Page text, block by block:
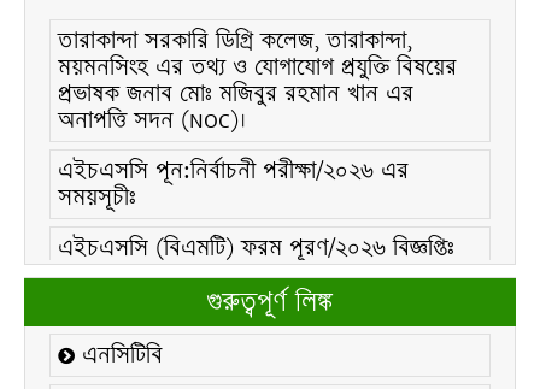
তারাকান্দা সরকারি ডিগ্রি কলেজ, তারাকান্দা,
ময়মনসিংহ এর তথ্য ও যোগাযোগ প্রযুক্তি বিষয়ের
প্রভাষক জনাব মোঃ মজিবুর রহমান খান এর
অনাপত্তি সদন (NOC)।
এইচএসসি পূন:নির্বাচনী পরীক্ষা/২০২৬ এর
সময়সূচীঃ
এইচএসসি (বিএমটি) ফরম পূরণ/২০২৬ বিজ্ঞপ্তিঃ
এইচএসসি ফরম/২০২৬ পূরণ বিজ্ঞপ্তিঃ
২১ ফেব্রুয়ারি/২০২৬ ইং তারিখে “শহিদ দিবস ও
আন্তর্জাতিক মাতৃভাষা দিবস-২০২৬ উদযাপন
গুরুত্বপূর্ণ লিঙ্ক
এনসিটিবি